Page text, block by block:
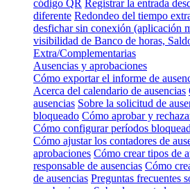
código QR Registrar la entrada
diferente Redondeo del tiempo
desfichar sin conexión (aplicación
visibilidad de Banco de horas,
Extra/Complementarias
Ausencias y aprobaciones
Cómo exportar el informe de
Acerca del calendario de ausencias
ausencias Sobre la solicitud de
bloqueado Cómo aprobar y
Cómo configurar períodos
Cómo ajustar los contadores de
aprobaciones Cómo crear tipos de
responsable de ausencias Cómo
de ausencias Preguntas frecuentes